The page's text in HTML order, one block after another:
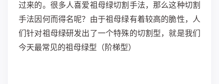
过来的。很多人喜爱祖母绿切割手法，那么这种切割
手法因何而得名呢？由于祖母绿有着较高的脆性，人
们针对祖母绿研发出了一个特殊的切割型，就是我们
今天最常见的祖母绿型（阶梯型）